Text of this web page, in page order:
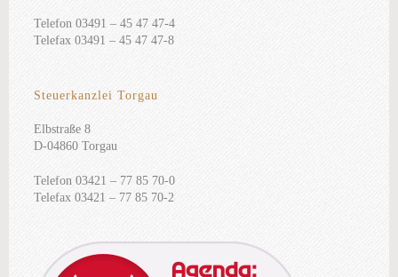
Telefon 03491 – 45 47 47-4
Telefax 03491 – 45 47 47-8
Steuerkanzlei Torgau
Elbstraße 8
D-04860 Torgau
Telefon 03421 – 77 85 70-0
Telefax 03421 – 77 85 70-2